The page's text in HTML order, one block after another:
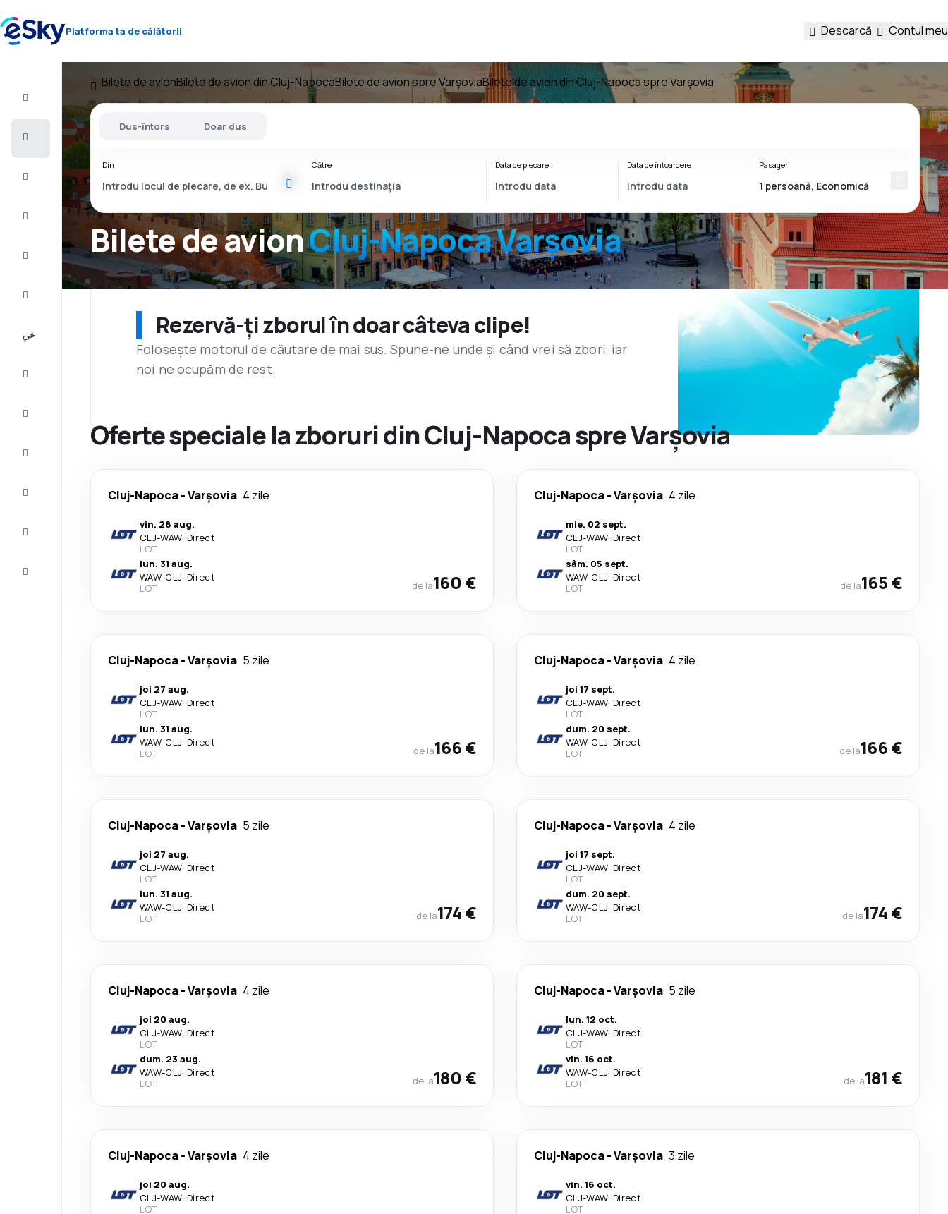
Platforma ta de călătorii Descarcă Contul meu
Vacanţe
2026/27
Bilete de avionBilete de avion din Cluj-NapocaBilete de avion spre VarşoviaBilete de avion din Cluj-Napoca spre Varşovia
Bilete de avionCluj-Napoca Varşovia
Dus-întors Doar dus
Din Către Data de plecare Data de întoarcere Pasageri
Rezervă-ți zborul în doar câteva clipe!
Folosește motorul de căutare de mai sus. Spune-ne unde și când vrei să zbori, iar
noi ne ocupăm de rest.
Oferte speciale la zboruri din Cluj-Napoca spre Varşovia
Cluj-Napoca-Varşovia 4 zile
vin. 28 aug.
CLJ-WAW· Direct
LOT
lun. 31 aug.
WAW-CLJ· Direct
LOT
de la160 €
Cluj-Napoca-Varşovia 4 zile
mie. 02 sept.
CLJ-WAW· Direct
LOT
sâm. 05 sept.
WAW-CLJ· Direct
LOT
de la165 €
Cluj-Napoca-Varşovia 5 zile
joi 27 aug.
CLJ-WAW· Direct
LOT
lun. 31 aug.
WAW-CLJ· Direct
LOT
de la166 €
Cluj-Napoca-Varşovia 4 zile
joi 17 sept.
CLJ-WAW· Direct
LOT
dum. 20 sept.
WAW-CLJ· Direct
LOT
de la166 €
Cluj-Napoca-Varşovia 5 zile
joi 27 aug.
CLJ-WAW· Direct
LOT
lun. 31 aug.
WAW-CLJ· Direct
LOT
de la174 €
Cluj-Napoca-Varşovia 4 zile
joi 17 sept.
CLJ-WAW· Direct
LOT
dum. 20 sept.
WAW-CLJ· Direct
LOT
de la174 €
Cluj-Napoca-Varşovia 4 zile
joi 20 aug.
CLJ-WAW· Direct
LOT
dum. 23 aug.
WAW-CLJ· Direct
LOT
de la180 €
Cluj-Napoca-Varşovia 5 zile
lun. 12 oct.
CLJ-WAW· Direct
LOT
vin. 16 oct.
WAW-CLJ· Direct
LOT
de la181 €
Cluj-Napoca-Varşovia 4 zile
joi 20 aug.
CLJ-WAW· Direct
LOT
Cluj-Napoca-Varşovia 3 zile
vin. 16 oct.
CLJ-WAW· Direct
LOT